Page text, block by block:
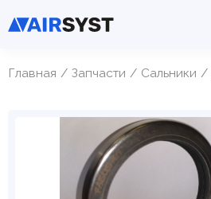
Главная Запчасти Cальники